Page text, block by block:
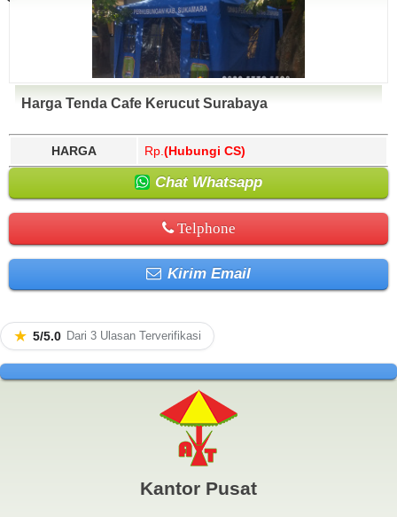
Harga Tenda Cafe Kerucut Surabaya
HARGA Rp. (Hubungi CS)
Chat Whatsapp
Telphone
Kirim Email
★ 5/5.0 Dari 3 Ulasan Terverifikasi
Kantor Pusat